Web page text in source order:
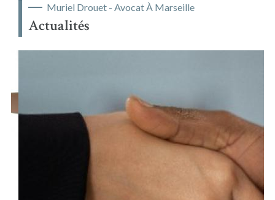
Muriel Drouet - Avocat À Marseille
Actualités